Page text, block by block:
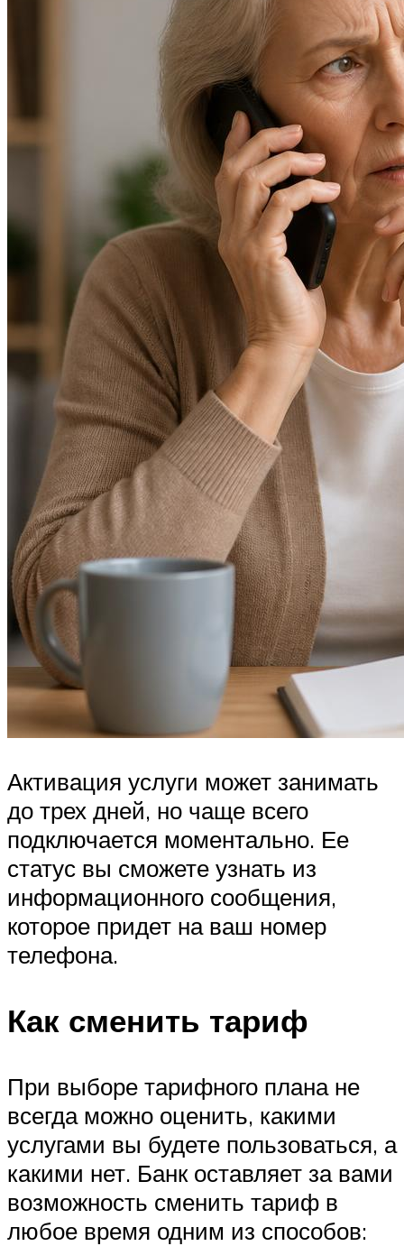
Активация услуги может занимать
до трех дней, но чаще всего
подключается моментально. Ее
статус вы сможете узнать из
информационного сообщения,
которое придет на ваш номер
телефона.
Как сменить тариф
При выборе тарифного плана не
всегда можно оценить, какими
услугами вы будете пользоваться, а
какими нет. Банк оставляет за вами
возможность сменить тариф в
любое время одним из способов: